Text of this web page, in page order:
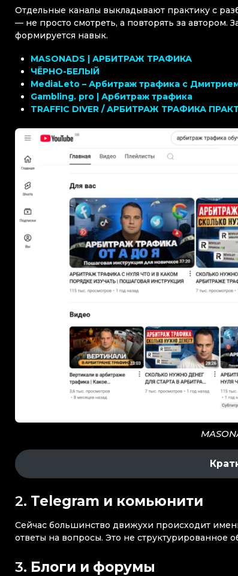
Отдельные каналы выкладывают практику с
— не просто смотреть, а повторять за автором.
формируется навык.
MASONADS | АРБИТРАЖ ТРАФИКА
ЧЁРНО-БЕЛЫЙ
MediaLeto – Арбитраж трафика с
Gambling. pro | Арбитраж трафика
TRAFFIC DIVER / АРБИТРАЖ ТРАФИКА
2. Telegram и комьюнити
Сейчас большинство движухи происходит
ответы на вопросы. Это не
3. Блоги и форумы